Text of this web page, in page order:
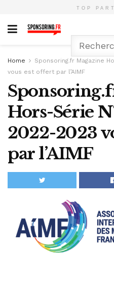
TOP
Home
Sponsoring.fr Magazine
vous est offert par l’AIMF
Hors-Série
2022-2023
par l’AIMF